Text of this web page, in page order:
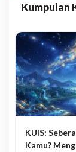
Kumpulan
KUIS:
Kamu?